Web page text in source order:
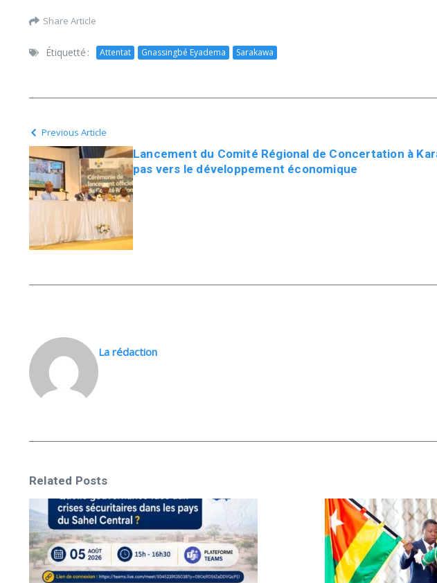
Share Article
Étiquetté : Attentat Gnassingbé Eyadema Sarakawa
Previous Article
Lancement du Comité Régional de Concertation à
pas vers le développement économique
La rédaction
Related Posts